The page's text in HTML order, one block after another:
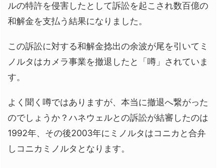
ルの特許を侵害したとして訴訟を起こされ数百億の
和解金を支払う結果になりました。
この訴訟に対する和解金捻出の余波が尾を引いてミ
ノルタはカメラ事業を撤退したと「噂」されていま
す。
よく聞く噂ではありますが、本当に撤退へ繋がった
のでしょうか？ハネウェルとの訴訟が結審したのは
1992年、その後2003年にミノルタはコニカと合弁
しコニカミノルタとなります。